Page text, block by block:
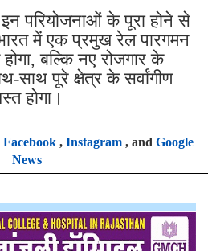
परियोजनाओं के पूरा होने से
में एक प्रमुख रेल पारगमन
बल्कि नए रोजगार के
पूरे क्षेत्र के सर्वांगीण
होगा।
Facebook, Instagram, and Google
News